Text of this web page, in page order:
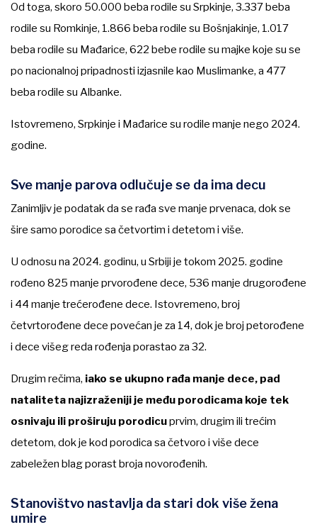
Od toga, skoro 50.000 beba rodile su Srpkinje, 3.337 beba
rodile su Romkinje, 1.866 beba rodile su Bošnjakinje, 1.017
beba rodile su Mađarice, 622 bebe rodile su majke koje su se
po nacionalnoj pripadnosti izjasnile kao Muslimanke, a 477
beba rodile su Albanke.
Istovremeno, Srpkinje i Mađarice su rodile manje nego 2024.
godine.
Sve manje parova odlučuje se da ima decu
Zanimljiv je podatak da se rađa sve manje prvenaca, dok se
šire samo porodice sa četvortim i detetom i više.
U odnosu na 2024. godinu, u Srbiji je tokom 2025. godine
rođeno 825 manje prvorođene dece, 536 manje drugorođene
i 44 manje trećerođene dece. Istovremeno, broj
četvrtorođene dece povećan je za 14, dok je broj petorođene
i dece višeg reda rođenja porastao za 32.
Drugim rečima, iako se ukupno rađa manje dece, pad
nataliteta najizraženiji je među porodicama koje tek
osnivaju ili proširuju porodicuprvim, drugim ili trećim
detetom, dok je kod porodica sa četvoro i više dece
zabeležen blag porast broja novorođenih.
Stanovištvo nastavlja da stari dok više žena
umire